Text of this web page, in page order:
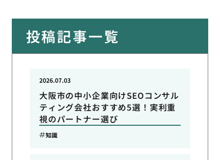
投稿記事一覧
大阪市の中小企業向けSEOコンサル
ティング会社おすすめ5選！実利重
視のパートナー選び
2026.07.03
知識